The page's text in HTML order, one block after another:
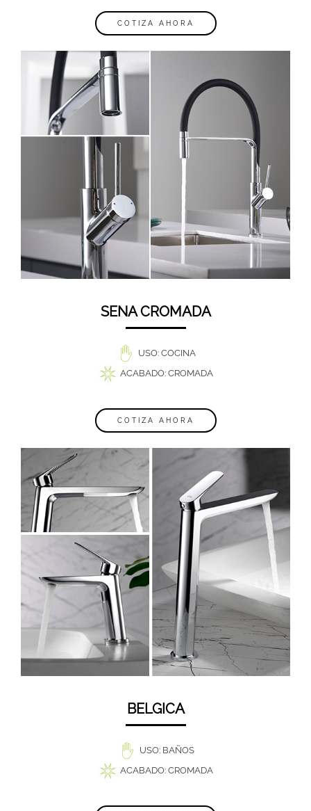
COTIZA AHORA
SENA CROMADA
USO: COCINA
ACABADO: CROMADA
COTIZA AHORA
BELGICA
USO: BAÑOS
ACABADO: CROMADA